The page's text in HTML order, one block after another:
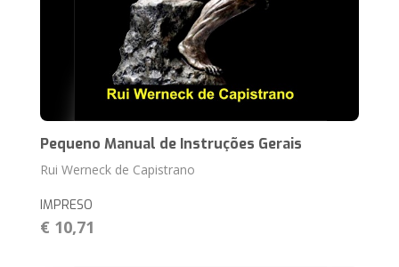
Pequeno Manual de Instruções Gerais
Rui Werneck de Capistrano
IMPRESO
€ 10,71